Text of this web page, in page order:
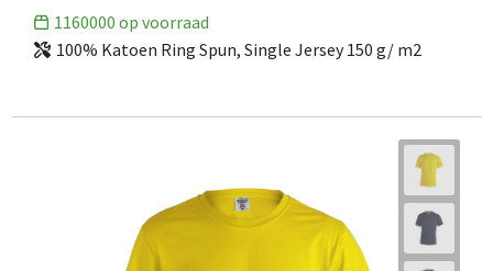
1160000 op voorraad
100% Katoen Ring Spun, Single Jersey 150 g/ m2